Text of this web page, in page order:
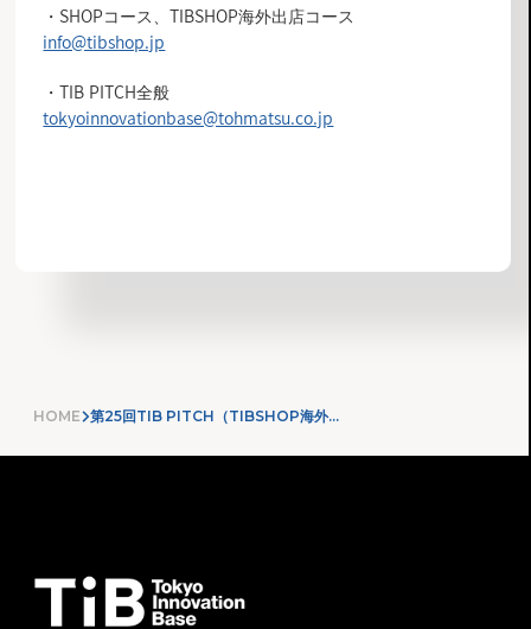
・SHOPコース、TIBSHOP海外出店コース
info@tibshop.jp
・TIB PITCH全般
tokyoinnovationbase@tohmatsu.co.jp
HOME 第25回TIB PITCH（TIBSHOP海外出店コース）追加開催のお知らせ